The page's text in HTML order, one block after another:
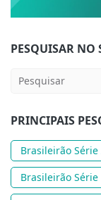
PESQUISAR NO
PRINCIPAIS
Brasileirão Série
Brasileirão Série